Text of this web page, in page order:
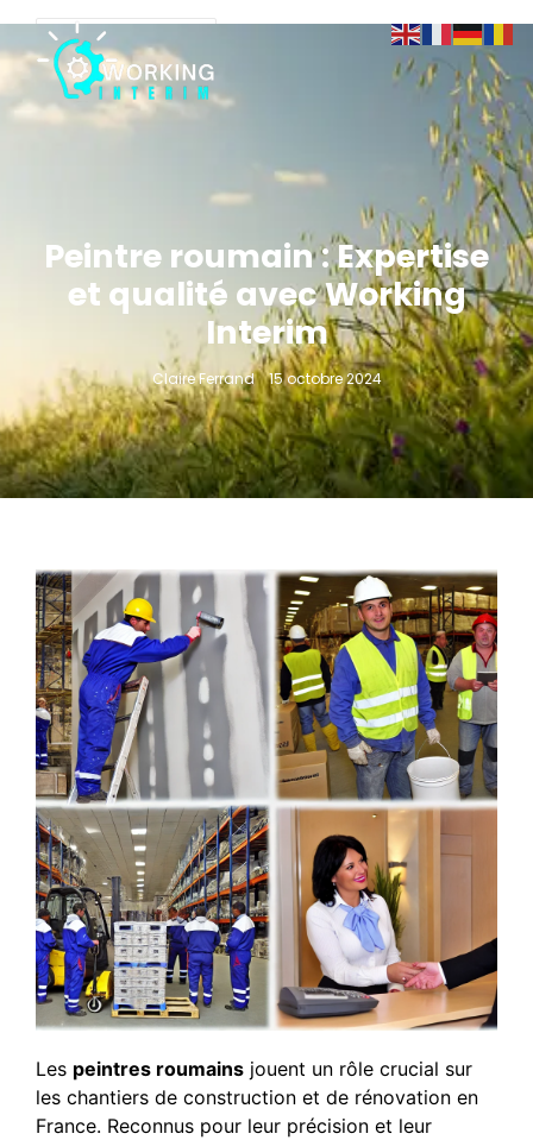
Peintre roumain : Expertise
et qualité avec Working
Interim
Claire Ferrand 15 octobre 2024
Les peintres roumains jouent un rôle crucial sur
les chantiers de construction et de rénovation en
France. Reconnus pour leur précision et leur